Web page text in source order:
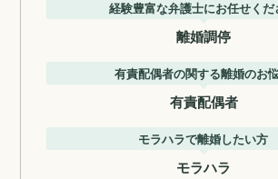
経験豊富な弁護士にお任せくだ
離婚調停
有責配偶者の関する離婚のお
有責配偶者
モラハラで離婚したい方
モラハラ